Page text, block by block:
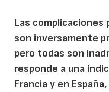
Las complicaciones
son inversamente
pero todas son
responde a una
Francia y en